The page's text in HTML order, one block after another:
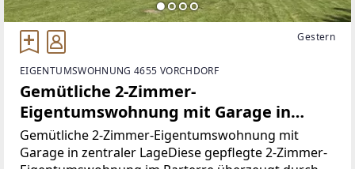
Gestern
EIGENTUMSWOHNUNG 4655 VORCHDORF
Gemütliche 2-Zimmer-
Eigentumswohnung mit Garage in
zentraler Lage
Gemütliche 2-Zimmer-Eigentumswohnung mit
Garage in zentraler LageDiese gepflegte 2-Zimmer-